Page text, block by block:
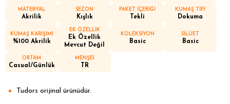
MATERYAL
Akrilik
SEZON
Kışlık
PAKET İÇERİĞİ
Tekli
KUMAŞ TİPİ
Dokuma
KUMAŞ KARIŞIMI
%100 Akrilik
EK ÖZELLİK
Ek Özellik
Mevcut Değil
KOLEKSİYON
Basic
SİLÜET
Basic
ORTAM
Casual/Günlük
MENŞEİ
TR
Tudors orijinal ürünüdür.